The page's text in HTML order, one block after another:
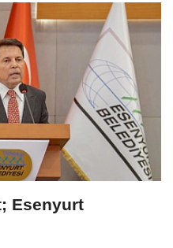
Esenyurt